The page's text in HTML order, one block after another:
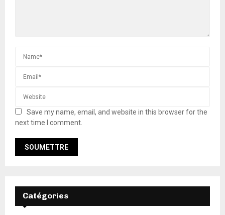
Save my name, email, and website in this browser for the
next time I comment.
Catégories